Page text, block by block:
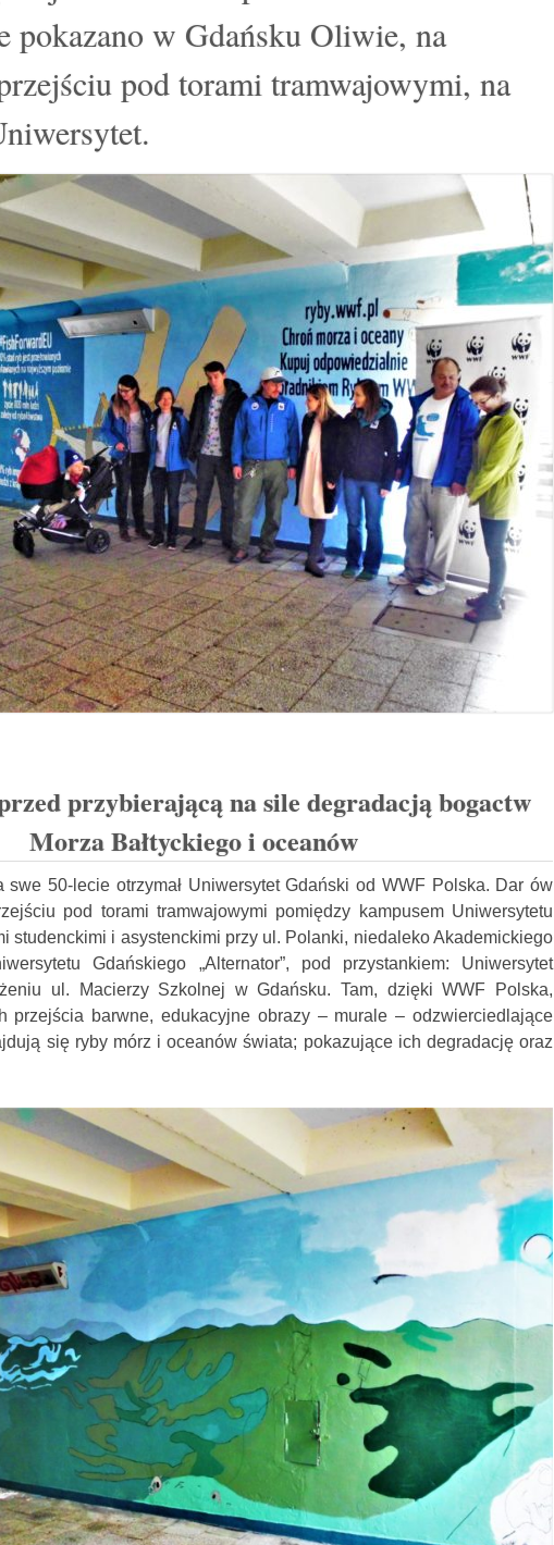
pokazano w Gdańsku Oliwie, na
pod torami tramwajowymi, na
przybierającą na sile degradacją bogactw
Morza Bałtyckiego i oceanów
swe 50-lecie otrzymał Uniwersytet Gdański od WWF Polska. Dar ów
pod torami tramwajowymi pomiędzy kampusem Uniwersytetu
studenckimi i asystenckimi przy ul. Polanki, niedaleko Akademickiego
Gdańskiego „Alternator”, pod przystankiem: Uniwersytet
ul. Macierzy Szkolnej w Gdańsku. Tam, dzięki WWF Polska,
przejścia barwne, edukacyjne obrazy – murale – odzwierciedlające
się ryby mórz i oceanów świata; pokazujące ich degradację oraz